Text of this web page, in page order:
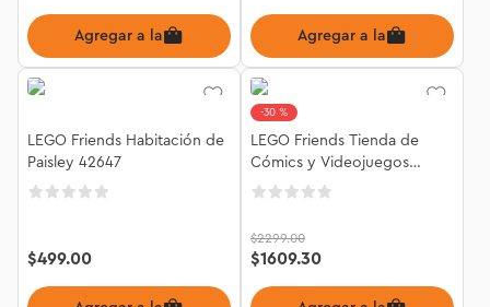
Agregar a la bolsa Agregar a la bolsa
LEGO Friends Habitación de
Paisley 42647
$499.00
30 %
LEGO Friends Tienda de
Cómics y Videojuegos
42674
$2299.00
$1609.30